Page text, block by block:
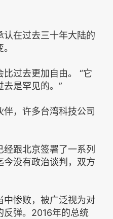
认在过去三十年大陆的
过去更加自由。 “它
是罕见的。”
，许多台湾科技公司
跟北京签署了一系列
今没有政治谈判，双方
中惨败，被广泛视为对
反弹。2016年的总统